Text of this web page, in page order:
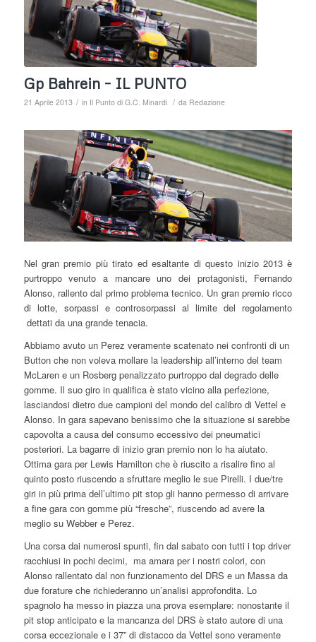
Gp Bahrein – IL PUNTO
21 Aprile 2013 / in Il Punto di G.C. Minardi / da Redazione
Nel gran premio più tirato ed esaltante di questo inizio 2013 è
purtroppo venuto a mancare uno dei protagonisti, Fernando
Alonso, rallento dal primo problema tecnico. Un gran premio ricco
di lotte, sorpassi e controsorpassi al limite del regolamento
dettati da una grande tenacia.
Abbiamo avuto un Perez veramente scatenato nei confronti di un
Button che non voleva mollare la leadership all’interno del team
McLaren e un Rosberg penalizzato purtroppo dal degrado delle
gomme. Il suo giro in qualifica è stato vicino alla perfezione,
lasciandosi dietro due campioni del mondo del calibro di Vettel e
Alonso. In gara sapevano benissimo che la situazione si sarebbe
capovolta a causa del consumo eccessivo dei pneumatici
posteriori. La bagarre di inizio gran premio non lo ha aiutato.
Ottima gara per Lewis Hamilton che è riuscito a risalire fino al
quinto posto riuscendo a sfruttare meglio le sue Pirelli. I due/tre
giri in più prima dell’ultimo pit stop gli hanno permesso di arrivare
a fine gara con gomme più “fresche”, riuscendo ad avere la
meglio su Webber e Perez.
Una corsa dai numerosi spunti, fin dal sabato con tutti i top driver
racchiusi in pochi decimi, ma amara per i nostri colori, con
Alonso rallentato dal non funzionamento del DRS e un Massa da
due forature che richiederanno un’analisi approfondita. Lo
spagnolo ha messo in piazza una prova esemplare: nonostante il
pit stop anticipato e la mancanza del DRS è stato autore di una
corsa eccezionale e i 37” di distacco da Vettel sono veramente